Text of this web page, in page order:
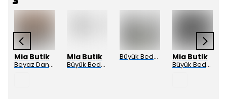
Mia Butik
Beyaz Dantel Detaylı Çift V Yaka Karşkorse Esnek Bluz
Mia Butik
Büyük Beden Haki Siyah Desenli Hırka
Büyük Beden Kahve Siyah Desenli Hırka Mia Butik
Büyük Beden Siyah Krep Palazzo Pantolon